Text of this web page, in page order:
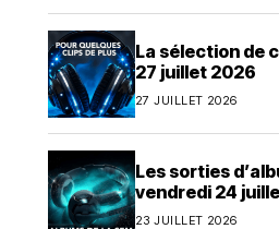
La sélection de
27 juillet 2026
27 JUILLET 2026
Les sorties
vendredi 24
23 JUILLET 2026